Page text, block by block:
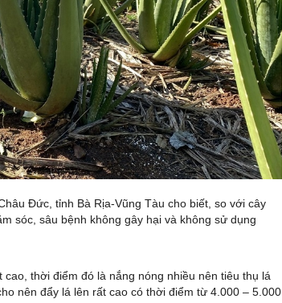
Đức, tỉnh Bà Rịa-Vũng Tàu cho biết, so với cây
sóc, sâu bệnh không gây hại và không sử dụng
thời điểm đó là nắng nóng nhiều nên tiêu thụ lá
nên đẩy lá lên rất cao có thời điểm từ 4.000 – 5.000